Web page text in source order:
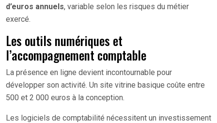
d’euros annuels, variable selon les risques du métier
exercé.
Les outils numériques et
l’accompagnement comptable
La présence en ligne devient incontournable pour
développer son activité. Un site vitrine basique coûte entre
500 et 2 000 euros à la conception.
Les logiciels de comptabilité nécessitent un investissement